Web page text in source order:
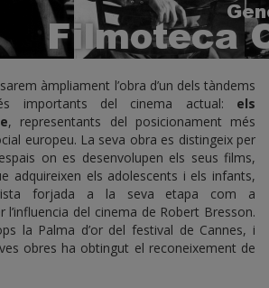
àmpliament l’obra d’un dels tàndems
importants del cinema actual: els
, representants del posicionament més
europeu. La seva obra es distingeix per
on es desenvolupen els seus films,
adquireixen els adolescents i els infants,
forjada a la seva etapa com a
l’influencia del cinema de Robert Bresson.
la Palma d’or del festival de Cannes, i
obres ha obtingut el reconeixement de